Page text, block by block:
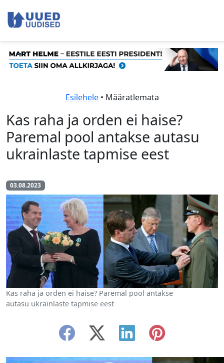
Esilehele• Määratlemata
Kas raha ja orden ei haise?
Paremal pool antakse autasu
ukrainlaste tapmise eest
03.08.2023
Kas raha ja orden ei haise? Paremal pool antakse
autasu ukrainlaste tapmise eest